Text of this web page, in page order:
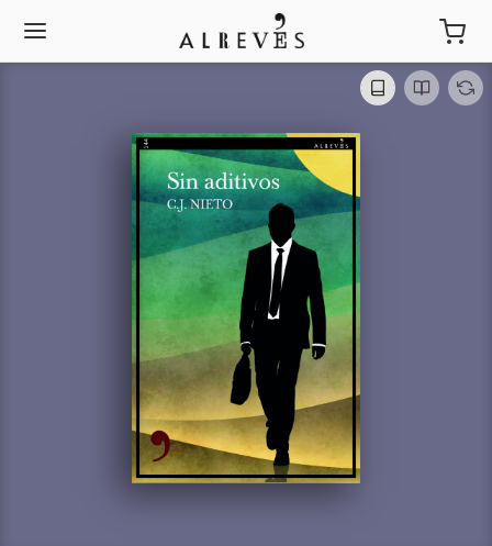
Sin aditivos
C. J. Nieto